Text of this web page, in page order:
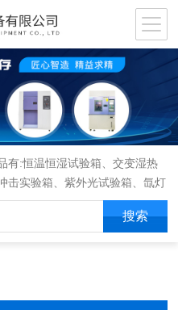
有:恒温恒湿试验箱、交变湿热
击实验箱、紫外光试验箱、氙灯
箱、淋雨试验箱、盐水喷雾试验
蒸汽老化试验机、跌落试验机、
耐磨擦试验机、工业烘烤箱